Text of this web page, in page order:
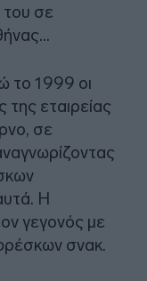
του σε
το 1999 οι
της εταιρείας
σε
Η
γεγονός με
σνακ.